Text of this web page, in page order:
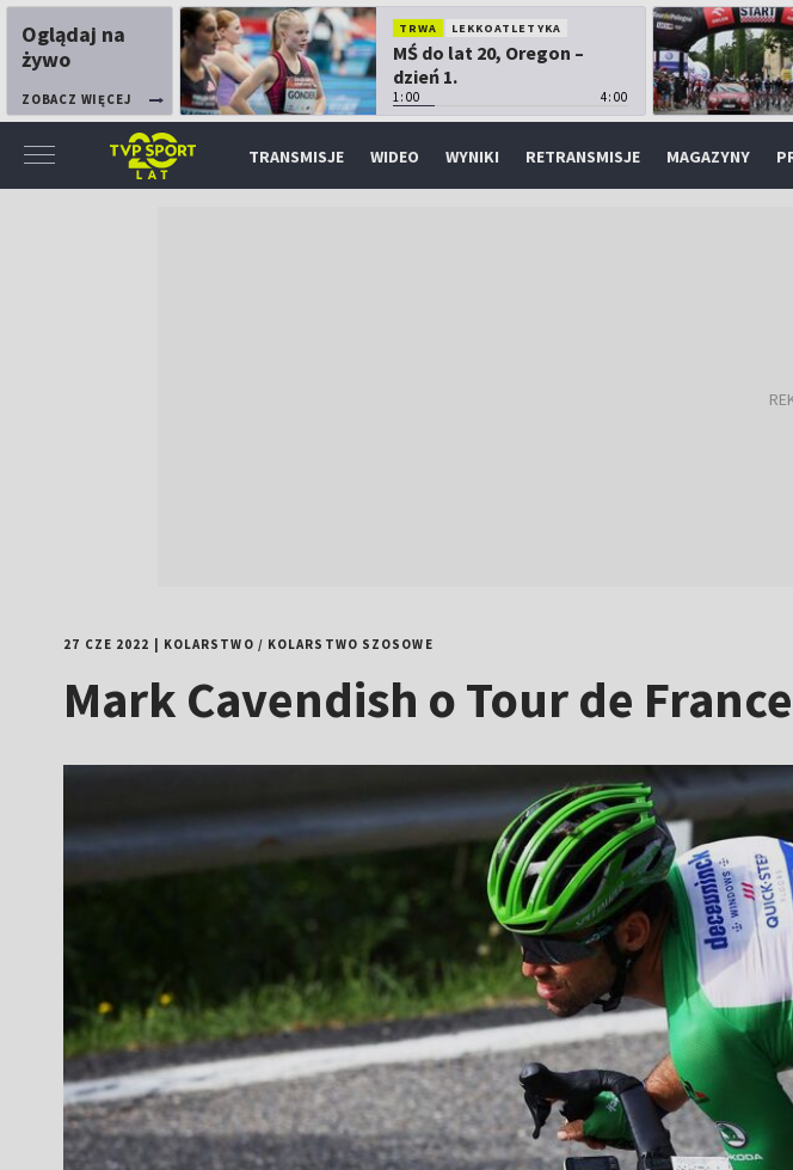
Oglądaj na
żywo
ZOBACZ WIĘCEJ
TRWA LEKKOATLETYKA
MŚ do lat 20, Oregon –
dzień 1.
1:00 4:00
TRANSMISJE WIDEO WYNIKI RETRANSMISJE MAGAZYNY
27 CZE 2022 KOLARSTWO / KOLARSTWO SZOSOWE
Mark Cavendish o Tour de